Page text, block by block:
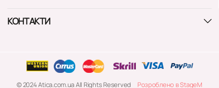
КОНТАКТИ
© 2024 Atica.com.ua All Rights Reserved Розроблено в StageM